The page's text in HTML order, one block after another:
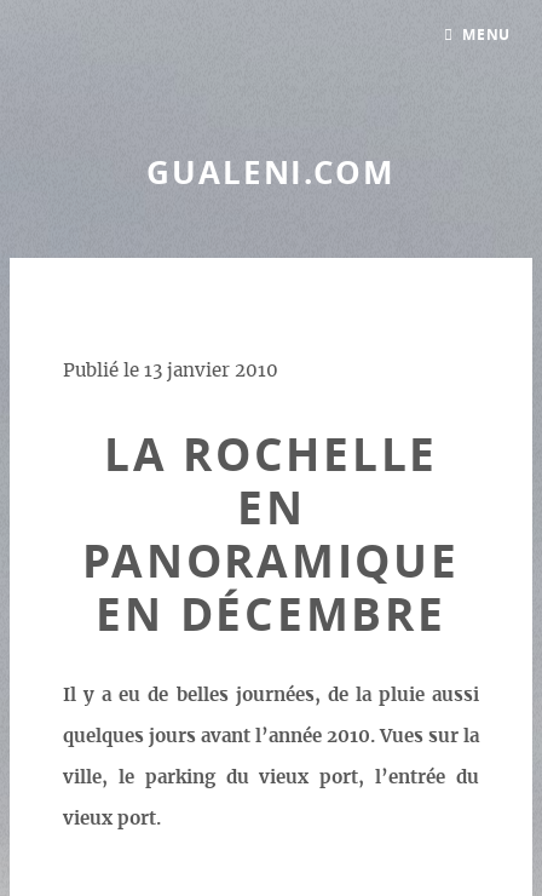
GUALENI.COM
Publié le 13 janvier 2010
LA ROCHELLE
EN
PANORAMIQUE
EN DÉCEMBRE
Il y a eu de belles journées, de la pluie aussi
quelques jours avant l’année 2010. Vues sur la
ville, le parking du vieux port, l’entrée du
vieux port.
MENU